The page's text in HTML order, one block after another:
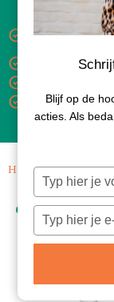
Keuze uit
Gratis
Bezorgd met
Home/ Huidtypes /
Blijf op de
acties. Als
Typ
naam
in
Typ
e-
mailadres